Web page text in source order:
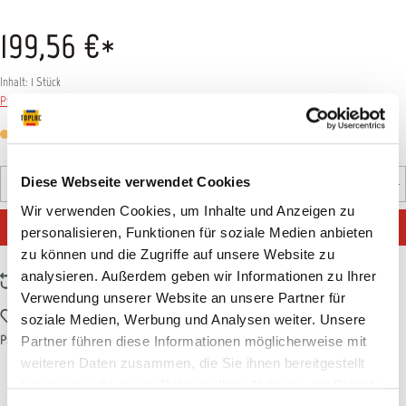
Diese Webseite verwendet Cookies
Wir verwenden Cookies, um Inhalte und Anzeigen zu
personalisieren, Funktionen für soziale Medien anbieten
zu können und die Zugriffe auf unsere Website zu
analysieren. Außerdem geben wir Informationen zu Ihrer
Verwendung unserer Website an unsere Partner für
soziale Medien, Werbung und Analysen weiter. Unsere
Partner führen diese Informationen möglicherweise mit
weiteren Daten zusammen, die Sie ihnen bereitgestellt
199,56 €*
Inhalt: 1 Stück
Preise inkl. MwSt. zzgl. Versandkosten
Produkt Anzahl: Gib den gewünschten Wert ein oder
IN DEN WARENKORB
Zum Vergleich hinzufügen
Zum Merkzettel hinzufügen
Produktnummer:T001731